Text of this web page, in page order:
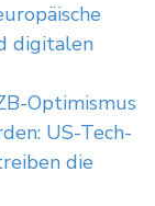
digitalen
Optimismus
US-Tech-
die